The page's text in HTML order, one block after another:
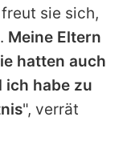
sie sich,
Meine Eltern
hatten auch
ich habe zu
", verrät